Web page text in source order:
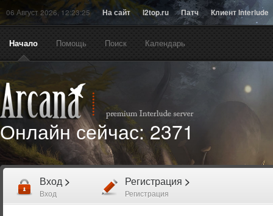
06 Август 2026, 12:23:25 На сайт l2top.ru Патч Клиент Interlude
Начало Помощь Поиск Календарь
Онлайн сейчас:2371
Вход >
Вход
Регистрация >
Регистрация